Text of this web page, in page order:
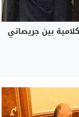
بين جريصاتي